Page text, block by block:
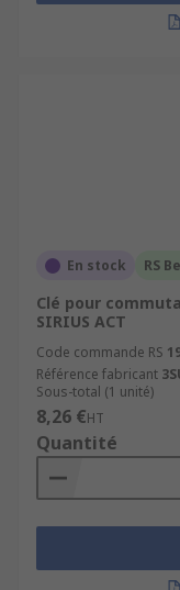
En stock RS
Clé pour
SIRIUS ACT
Code commande RS
Référence fabricant
Sous-total (1 unité)
8,26 €HT
Quantité